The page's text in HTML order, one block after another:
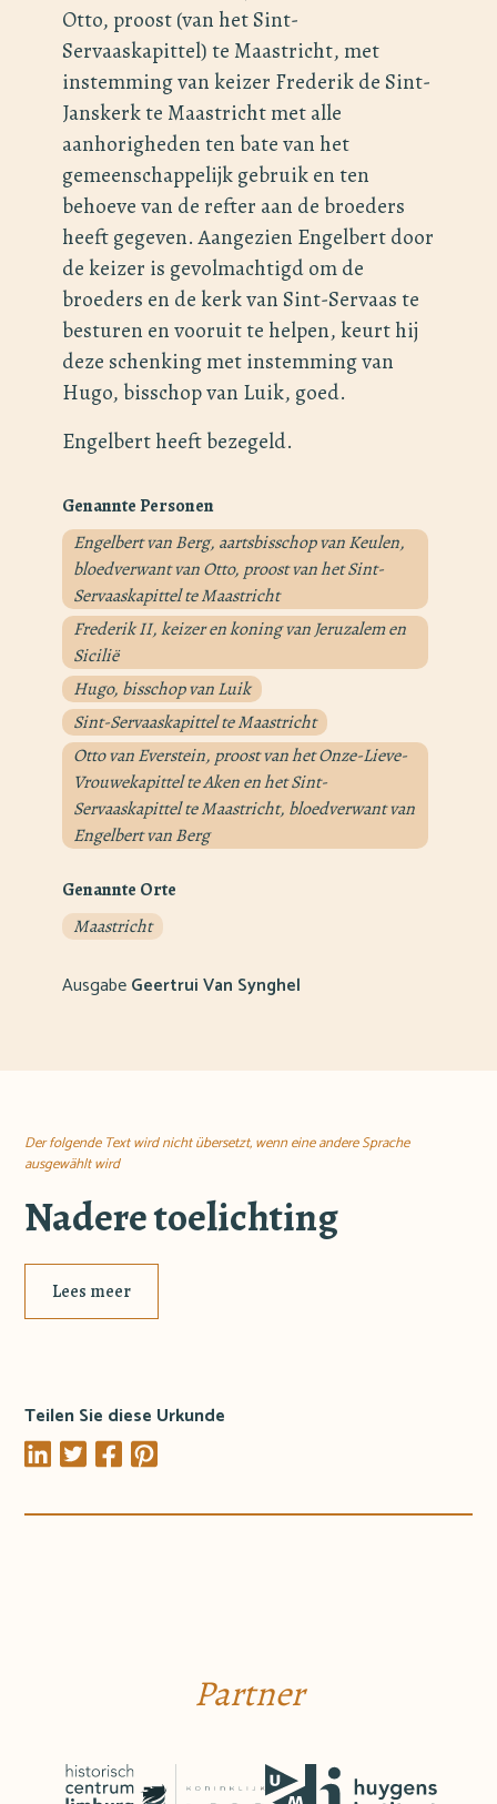
Otto, proost (van het Sint-
Servaaskapittel) te Maastricht, met
instemming van keizer Frederik de Sint-
Janskerk te Maastricht met alle
aanhorigheden ten bate van het
gemeenschappelijk gebruik en ten
behoeve van de refter aan de broeders
heeft gegeven. Aangezien Engelbert door
de keizer is gevolmachtigd om de
broeders en de kerk van Sint-Servaas te
besturen en vooruit te helpen, keurt hij
deze schenking met instemming van
Hugo, bisschop van Luik, goed.
Engelbert heeft bezegeld.
Genannte Personen
Engelbert van Berg, aartsbisschop van Keulen,
bloedverwant van Otto, proost van het Sint-
Servaaskapittel te Maastricht
Frederik II, keizer en koning van Jeruzalem en
Sicilië
Hugo, bisschop van Luik
Sint-Servaaskapittel te Maastricht
Otto van Everstein, proost van het Onze-Lieve-
Vrouwekapittel te Aken en het Sint-
Servaaskapittel te Maastricht, bloedverwant van
Engelbert van Berg
Genannte Orte
Maastricht
AusgabeGeertrui Van Synghel
Der folgende Text wird nicht übersetzt, wenn eine andere Sprache
ausgewählt wird
Nadere toelichting
Lees meer
Teilen Sie diese Urkunde
Partner